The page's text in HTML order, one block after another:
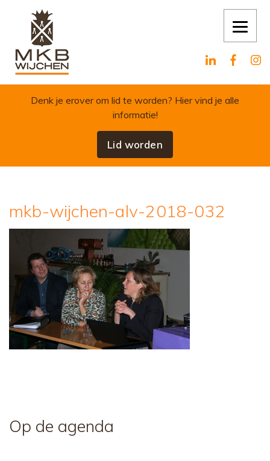
Skip to content
Denk je erover om lid te worden? Hier vind je alle
informatie!
Lid worden
mkb-wijchen-alv-2018-032
Op de agenda